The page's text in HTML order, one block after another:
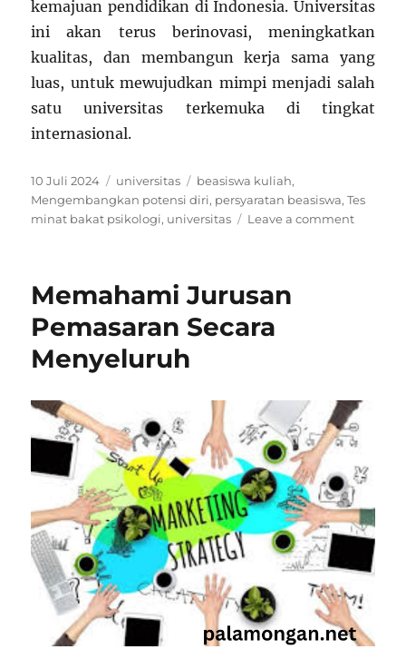
kemajuan pendidikan di Indonesia. Universitas
ini akan terus berinovasi, meningkatkan
kualitas, dan membangun kerja sama yang
luas, untuk mewujudkan mimpi menjadi salah
satu universitas terkemuka di tingkat
internasional.
Posted
on
10 Juli 2024 Categories
universitas Tags
beasiswa kuliah,
Mengembangkan potensi diri, persyaratan beasiswa,Tes
minat bakat psikologi, universitas Leave a commenton
Memahami Jurusan
Pemasaran Secara
Menyeluruh